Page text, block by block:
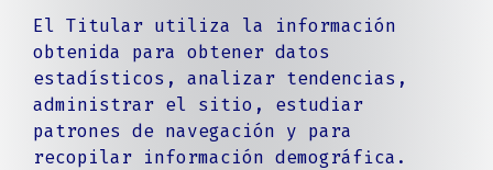
El Titular utiliza la información
obtenida para obtener datos
estadísticos, analizar tendencias,
administrar el sitio, estudiar
patrones de navegación y para
recopilar información demográfica.